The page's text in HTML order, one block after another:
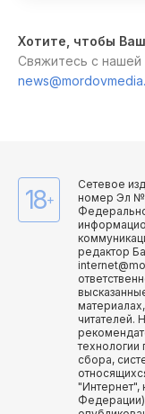
Хотите, чтобы
Свяжитесь с
18+
Сетевое
номер Эл №
редактор
читателей.
сбора,
"Интернет",